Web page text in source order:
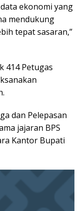
ekonomi yang
mendukung
tepat sasaran,”
414 Petugas
dan Pelepasan
jajaran BPS
Kantor Bupati